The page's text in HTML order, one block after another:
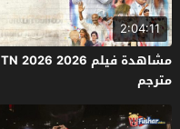
2:04:11
مشاهدة فيلم TN 2026 2026
مترجم